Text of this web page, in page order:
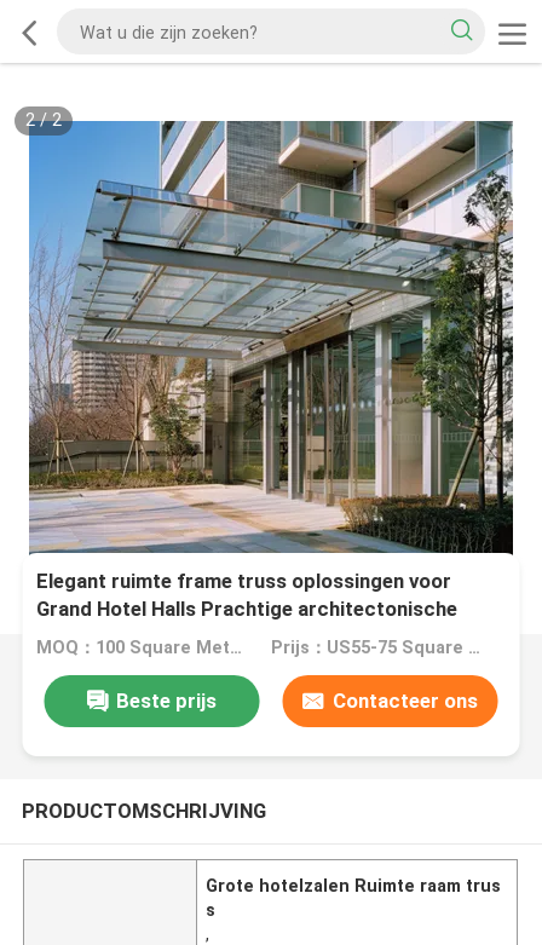
2/2
Elegant ruimte frame truss oplossingen voor
Grand Hotel Halls Prachtige architectonische
ondersteuning
MOQ：100 Square Meters Prijs：US55-75 Square Meters
Beste prijs Contacteer ons
PRODUCTOMSCHRIJVING
Grote hotelzalen Ruimte raam trus
s
,